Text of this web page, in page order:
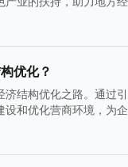
优化？
结构优化之路。通过
和优化营商环境，为